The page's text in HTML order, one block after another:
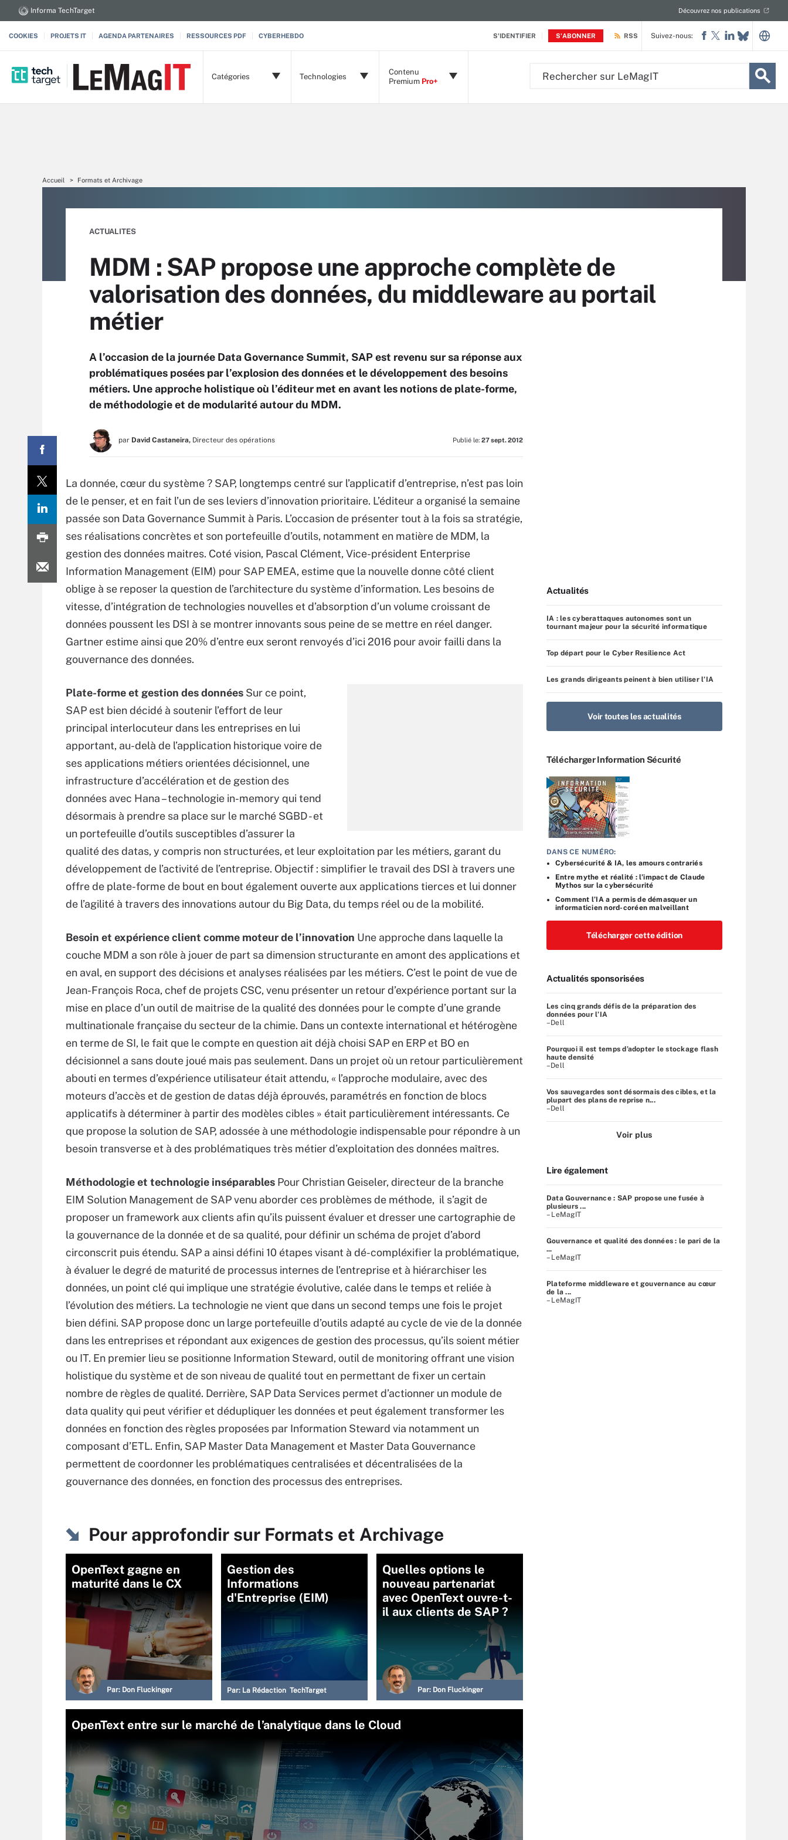
S'IDENTIFIER S'ABONNER
Informa TechTarget Découvrez nos publications
COOKIES PROJETS IT AGENDA PARTENAIRES RESSOURCES PDF CYBERHEBDO RSS
Catégories Technologies
Contenu
Premium Pro+
Suivez-nous:
Accueil Formats et Archivage
ACTUALITES
MDM : SAP propose une approche complète de
valorisation des données, du middleware au portail
métier
A l’occasion de la journée Data Governance Summit, SAP est revenu sur sa réponse aux
problématiques posées par l’explosion des données et le développement des besoins
métiers. Une approche holistique où l’éditeur met en avant les notions de plate-forme,
de méthodologie et de modularité autour du MDM.
par David Castaneira, Directeur des opérations Publié le: 27 sept. 2012
La donnée, cœur du système ? SAP, longtemps centré sur l’applicatif d’entreprise, n’est pas loin
de le penser, et en fait l’un de ses leviers d’innovation prioritaire. L’éditeur a organisé la semaine
passée son Data Governance Summit à Paris. L’occasion de présenter tout à la fois sa stratégie,
ses réalisations concrètes et son portefeuille d’outils, notamment en matière de MDM, la
gestion des données maitres. Coté vision, Pascal Clément, Vice-président Enterprise
Information Management (EIM) pour SAP EMEA, estime que la nouvelle donne côté client
oblige à se reposer la question de l’architecture du système d’information. Les besoins de
vitesse, d’intégration de technologies nouvelles et d’absorption d’un volume croissant de
données poussent les DSI à se montrer innovants sous peine de se mettre en réel danger.
Gartner estime ainsi que 20% d’entre eux seront renvoyés d’ici 2016 pour avoir failli dans la
gouvernance des données.
Plate-forme et gestion des données Sur ce point,
SAP est bien décidé à soutenir l’effort de leur
principal interlocuteur dans les entreprises en lui
apportant, au-delà de l’application historique voire de
ses applications métiers orientées décisionnel, une
infrastructure d’accélération et de gestion des
données avec Hana – technologie in-memory qui tend
désormais à prendre sa place sur le marché SGBD - et
un portefeuille d’outils susceptibles d’assurer la
qualité des datas, y compris non structurées, et leur exploitation par les métiers, garant du
développement de l’activité de l’entreprise. Objectif : simplifier le travail des DSI à travers une
offre de plate-forme de bout en bout également ouverte aux applications tierces et lui donner
de l’agilité à travers des innovations autour du Big Data, du temps réel ou de la mobilité.
Besoin et expérience client comme moteur de l’innovation Une approche dans laquelle la
couche MDM a son rôle à jouer de part sa dimension structurante en amont des applications et
en aval, en support des décisions et analyses réalisées par les métiers. C’est le point de vue de
Jean-François Roca, chef de projets CSC, venu présenter un retour d’expérience portant sur la
mise en place d’un outil de maitrise de la qualité des données pour le compte d’une grande
multinationale française du secteur de la chimie. Dans un contexte international et hétérogène
en terme de SI, le fait que le compte en question ait déjà choisi SAP en ERP et BO en
décisionnel a sans doute joué mais pas seulement. Dans un projet où un retour particulièrement
abouti en termes d’expérience utilisateur était attendu, « l’approche modulaire, avec des
moteurs d’accès et de gestion de datas déjà éprouvés, paramétrés en fonction de blocs
applicatifs à déterminer à partir des modèles cibles » était particulièrement intéressants. Ce
que propose la solution de SAP, adossée à une méthodologie indispensable pour répondre à un
besoin transverse et à des problématiques très métier d’exploitation des données maîtres.
Méthodologie et technologie inséparables Pour Christian Geiseler, directeur de la branche
EIM Solution Management de SAP venu aborder ces problèmes de méthode, il s’agit de
proposer un framework aux clients afin qu’ils puissent évaluer et dresser une cartographie de
la gouvernance de la donnée et de sa qualité, pour définir un schéma de projet d’abord
circonscrit puis étendu. SAP a ainsi défini 10 étapes visant à dé-compléxifier la problématique,
à évaluer le degré de maturité de processus internes de l’entreprise et à hiérarchiser les
données, un point clé qui implique une stratégie évolutive, calée dans le temps et reliée à
l’évolution des métiers. La technologie ne vient que dans un second temps une fois le projet
bien défini. SAP propose donc un large portefeuille d’outils adapté au cycle de vie de la donnée
dans les entreprises et répondant aux exigences de gestion des processus, qu’ils soient métier
ou IT. En premier lieu se positionne Information Steward, outil de monitoring offrant une vision
holistique du système et de son niveau de qualité tout en permettant de fixer un certain
nombre de règles de qualité. Derrière, SAP Data Services permet d’actionner un module de
data quality qui peut vérifier et dédupliquer les données et peut également transformer les
données en fonction des règles proposées par Information Steward via notamment un
composant d’ETL. Enfin, SAP Master Data Management et Master Data Gouvernance
permettent de coordonner les problématiques centralisées et décentralisées de la
gouvernance des données, en fonction des processus des entreprises.
Pour approfondir sur Formats et Archivage
OpenText gagne en
maturité dans le CX
Par: Don Fluckinger
Gestion des
Informations
d'Entreprise (EIM)
Par: La Rédaction TechTarget
Quelles options le
nouveau partenariat
avec OpenText ouvre-t-
il aux clients de SAP ?
Par: Don Fluckinger
OpenText entre sur le marché de l’analytique dans le Cloud
Actualités
IA : les cyberattaques autonomes sont un
tournant majeur pour la sécurité informatique
Top départ pour le Cyber Resilience Act
Les grands dirigeants peinent à bien utiliser l’IA
Voir toutes les actualités
Télécharger Information Sécurité
DANS CE NUMÉRO:
Cybersécurité & IA, les amours contrariés
Entre mythe et réalité : l’impact de Claude
Mythos sur la cybersécurité
Comment l’IA a permis de démasquer un
informaticien nord-coréen malveillant
Télécharger cette édition
Actualités sponsorisées
Les cinq grands défis de la préparation des
données pour l’IA
–Dell
Pourquoi il est temps d’adopter le stockage flash
haute densité
–Dell
Vos sauvegardes sont désormais des cibles, et la
plupart des plans de reprise n...
–Dell
Voir plus
Lire également
Data Gouvernance : SAP propose une fusée à
plusieurs ...
– LeMagIT
Gouvernance et qualité des données : le pari de la
...
– LeMagIT
Plateforme middleware et gouvernance au cœur
de la ...
– LeMagIT